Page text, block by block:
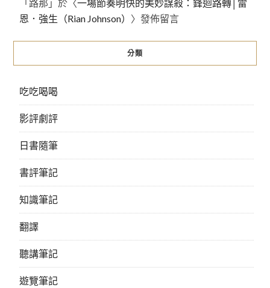
「路那 」於〈一場節奏明快的美妙謀殺：鋒迴路轉│雷
恩．強生（Rian Johnson） 〉發佈留言
分類
吃吃喝喝
影評劇評
日書隨筆
書評筆記
知識筆記
翻譯
聽講筆記
遊覽筆記